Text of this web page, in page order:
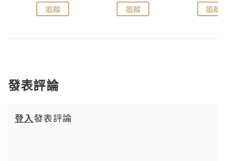
追蹤 追蹤 追蹤
發表評論
登入發表評論